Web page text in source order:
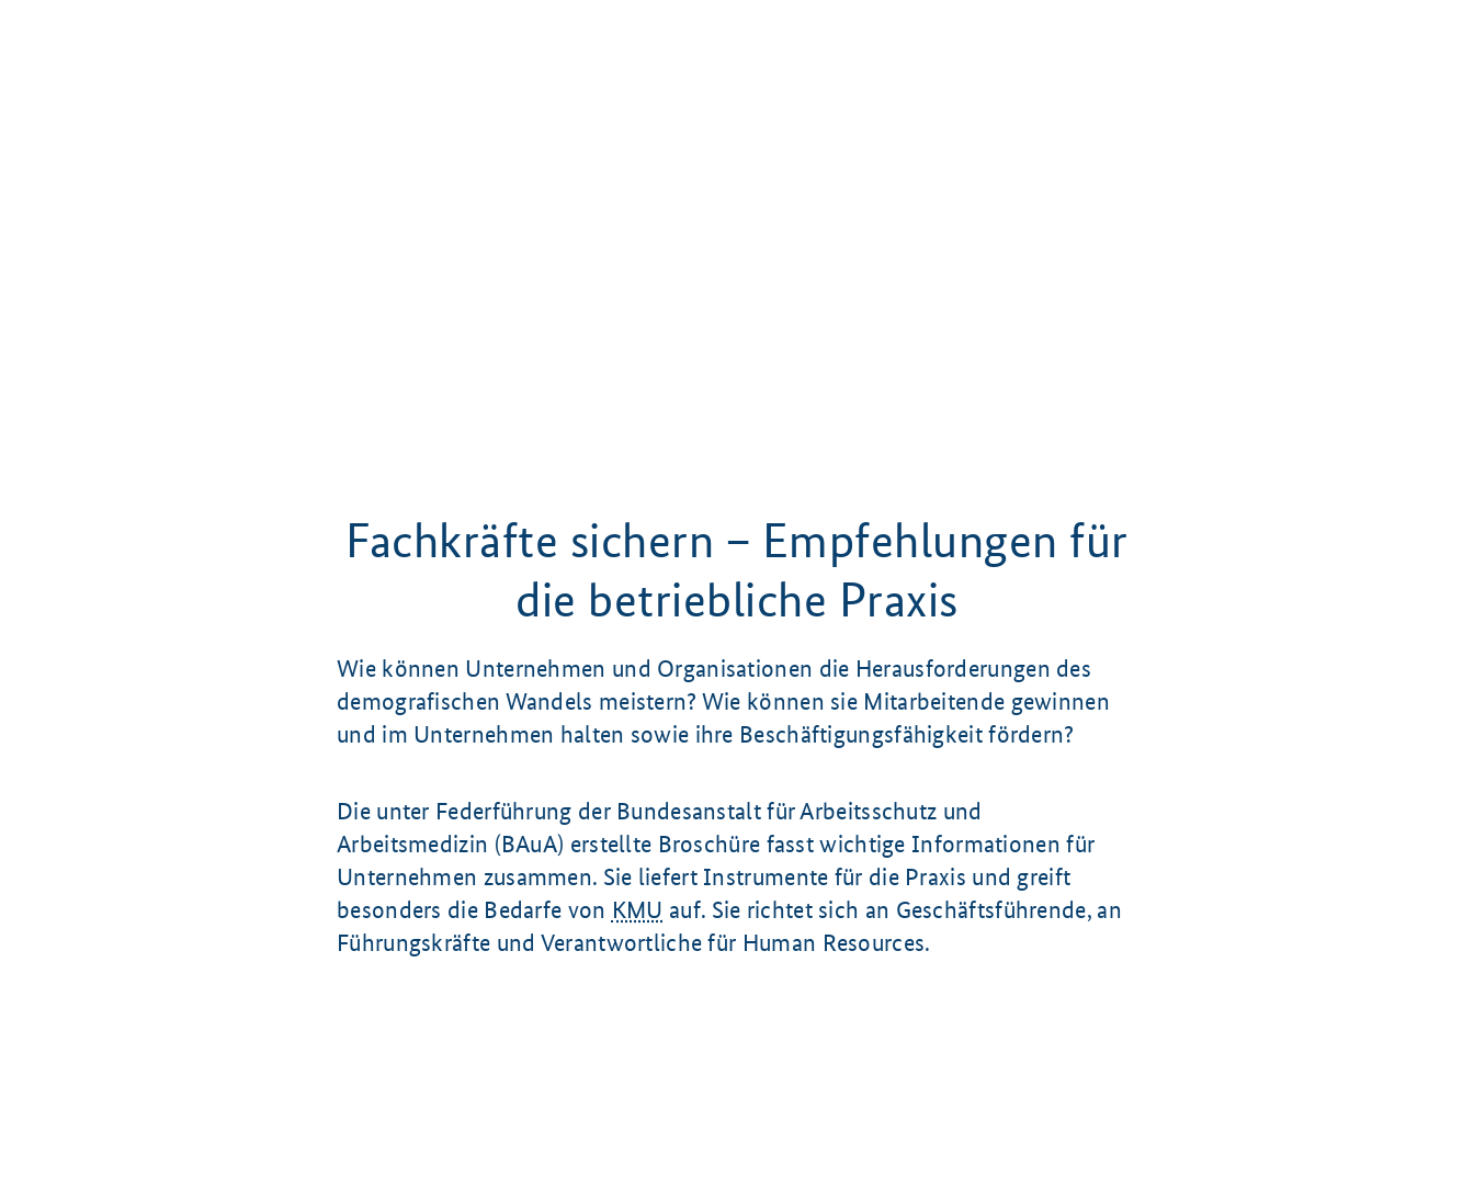
Fachkräfte sichern – Empfehlungen für
die betriebliche Praxis
Wie können Unternehmen und Organisationen die Herausforderungen des
demografischen Wandels meistern? Wie können sie Mitarbeitende gewinnen
und im Unternehmen halten sowie ihre Beschäftigungsfähigkeit fördern?
Die unter Federführung der Bundesanstalt für Arbeitsschutz und
Arbeitsmedizin (BAuA) erstellte Broschüre fasst wichtige Informationen für
Unternehmen zusammen. Sie liefert Instrumente für die Praxis und greift
besonders die Bedarfe von KMU auf. Sie richtet sich an Geschäftsführende, an
Führungskräfte und Verantwortliche für Human Resources.